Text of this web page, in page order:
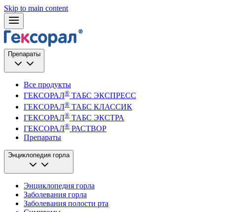
Skip to main content
Препараты
Все продукты
ГЕКСОРАЛ® ТАБС ЭКСПРЕСС
ГЕКСОРАЛ® ТАБС КЛАССИК
ГЕКСОРАЛ® ТАБС ЭКСТРА
ГЕКСОРАЛ® РАСТВОР
Препараты
Энциклопедия горла
Энциклопедия горла
Заболевания горла
Заболевания полости рта